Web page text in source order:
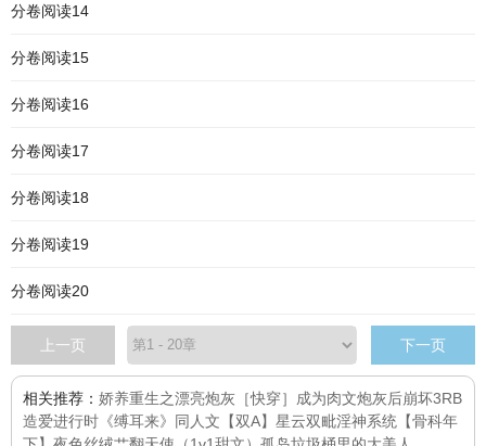
分卷阅读14
分卷阅读15
分卷阅读16
分卷阅读17
分卷阅读18
分卷阅读19
分卷阅读20
上一页 下一页
相关推荐： 娇养重生之漂亮炮灰 ［快穿］成为肉文炮灰后崩坏3RB
造爱进行时 《缚耳来》同人文 【双A】星云双毗淫神系统 【骨科年